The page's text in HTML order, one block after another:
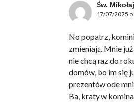
Św. Mikołaj
17/07/2025 o
No popatrz,
zmieniają. Mnie
nie chcą raz do
domów, bo im się
prezentów ode
Ba, kraty w